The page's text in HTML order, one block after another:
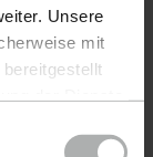
Unsere
mit